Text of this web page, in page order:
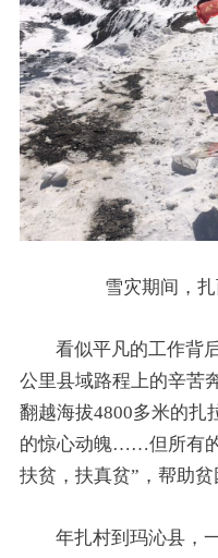
雪灾期间，
看似平凡的工作背
公里县域路程上的辛苦
翻越海拔4800多米的扎
的惊心动魄……但所有
扶贫，扶真贫”，帮助贫
年扎村到玛沁县，